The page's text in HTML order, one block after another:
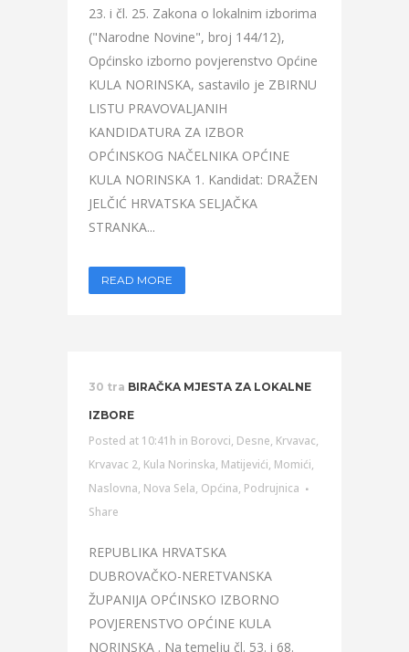
23. i čl. 25. Zakona o lokalnim izborima
("Narodne Novine", broj 144/12),
Općinsko izborno povjerenstvo Općine
KULA NORINSKA, sastavilo je ZBIRNU
LISTU PRAVOVALJANIH
KANDIDATURA ZA IZBOR
OPĆINSKOG NAČELNIKA OPĆINE
KULA NORINSKA 1. Kandidat: DRAŽEN
JELČIĆ HRVATSKA SELJAČKA
STRANKA...
READ MORE
30 tra BIRAČKA MJESTA ZA LOKALNE
IZBORE
Posted at 10:41h in Borovci, Desne, Krvavac,
Krvavac 2, Kula Norinska, Matijevići, Momići,
Naslovna, Nova Sela, Općina, Podrujnica
Share
REPUBLIKA HRVATSKA
DUBROVAČKO-NERETVANSKA
ŽUPANIJA OPĆINSKO IZBORNO
POVJERENSTVO OPĆINE KULA
NORINSKA . Na temelju čl. 53. i 68.